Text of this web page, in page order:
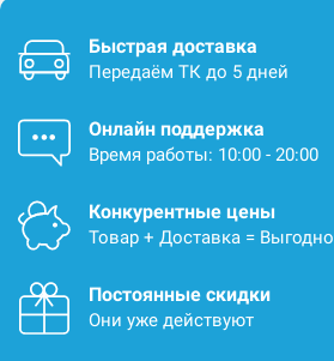
Быстрая доставка
Передаём ТК до 5 дней
Онлайн поддержка
Время работы: 10:00 - 20:00
Конкурентные цены
Товар + Доставка = Выгодно
Постоянные скидки
Они уже действуют